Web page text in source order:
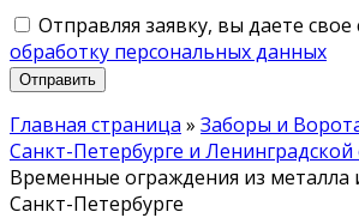
Отправляя заявку, вы даете свое
обработку персональных данных
Главная страница » Заборы и
Санкт-Петербурге и Ленинградской
Временные ограждения из металла
Санкт-Петербурге